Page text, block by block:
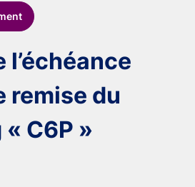
l’échéance
remise du
C6P »